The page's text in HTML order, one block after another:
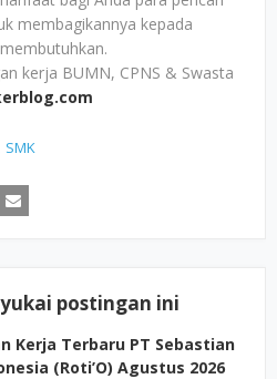
membagikannya kepada
kerja BUMN, CPNS & Swasta
SMK
postingan ini
Kerja Terbaru PT Sebastian
(Roti’O) Agustus 2026